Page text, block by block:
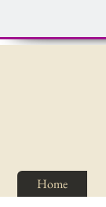
Home